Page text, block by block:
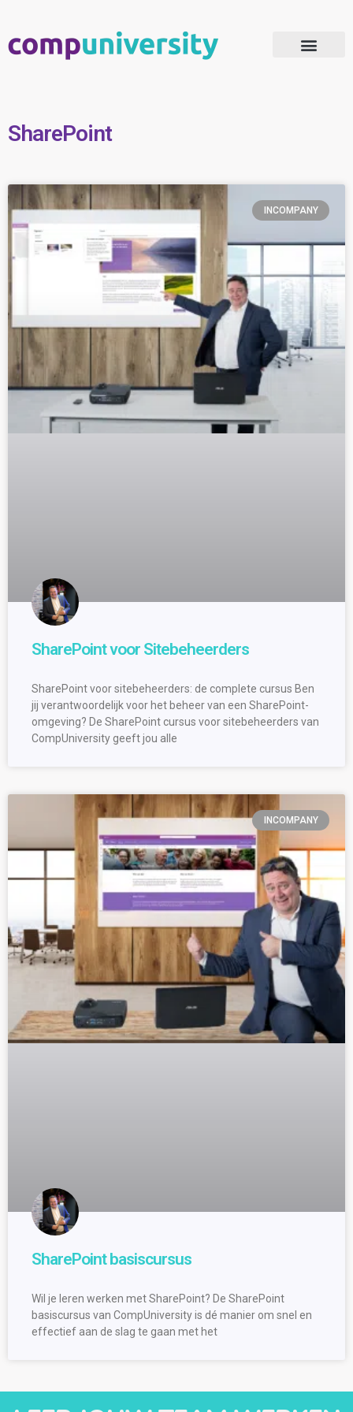
SharePoint
INCOMPANY
SharePoint voor Sitebeheerders
SharePoint voor sitebeheerders: de complete cursus Ben
jij verantwoordelijk voor het beheer van een SharePoint-
omgeving? De SharePoint cursus voor sitebeheerders van
CompUniversity geeft jou alle
INCOMPANY
SharePoint basiscursus
Wil je leren werken met SharePoint? De SharePoint
basiscursus van CompUniversity is dé manier om snel en
effectief aan de slag te gaan met het